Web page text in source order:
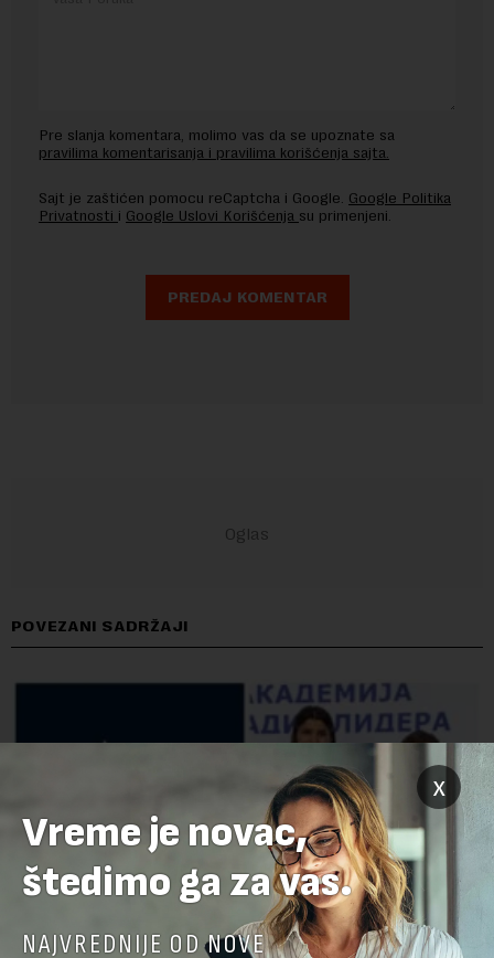
Pre slanja komentara, molimo vas da se upoznate sa
pravilima komentarisanja i pravilima korišćenja sajta.
Sajt je zaštićen pomocu reCaptcha i Google. Google Politika
Privatnosti i Google Uslovi Korišćenja su primenjeni.
POVEZANI SADRŽAJI
x
Vreme je novac,
štedimo ga za vas.
NAJVREDNIJE OD NOVE